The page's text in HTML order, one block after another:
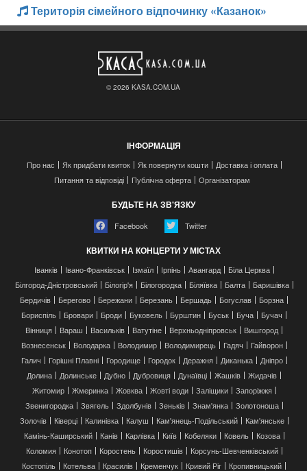
Територія сімейного відпочинку «Казанок»
© 2026 KASA.COM.UA
ІНФОРМАЦІЯ
Про нас Як придбати квиток Як повернути кошти
Доставка і оплата
Питання та відповіді
Публічна оферта Організаторам
БУДЬТЕ НА ЗВ'ЯЗКУ
Facebook Twitter
КВИТКИ НА КОНЦЕРТИ У МІСТАХ
Іванків Івано-Франківськ Ізмаїл Ірпінь Авангард
Біла Церква
Білгород-Дністровський
Білогір'я Білогородка Біляївка Балта
Баришівка
Бердичів
Берегово Бережани Березань Бершадь Богуслав
Борзна
Бориспіль
Бровари Броди Буковель Бурштин Буськ Буча
Бучач
Вінниця
Вараш Васильків Ватутіне Верхньодніпровськ
Вишгород
Вознесенськ
Володарка Володимир Володимирець Гадяч
Гайворон
Галич
Горішні Плавні Городище Городок Деражня Диканька
Дніпро
Долина
Долинське Дубно Дубровиця Дунаївці Жашків
Жидачів
Житомир
Жмеринка Жовква Жовті води Заліщики
Запоріжжя
Звенигородка
Звягель Здолбунів Зеньків Знам'янка
Золотоноша
Золочів
Ківерці Калинівка Калуш Кам'янець-Подільський
Кам'янське
Камінь-Каширський
Канів Карлівка Київ Кобеляки Ковель
Козова
Коломия
Конотоп Коростень Коростишів
Корсунь-Шевченківський
Костопіль
Котельва Красилів Кременчук Кривий Ріг Кропивницький